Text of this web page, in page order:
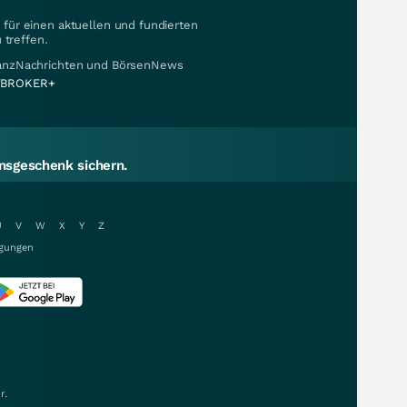
für einen aktuellen und fundierten
treffen.
und BörsenNews
sichern.
V W X Y
Z